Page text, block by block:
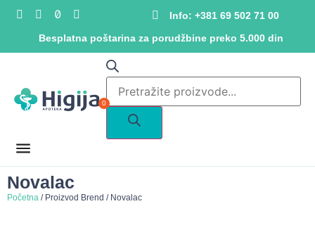
Besplatna poštarina za porudžbine preko 5.000 din
Info: +381 69 502 71 00
0
Novalac
Početna / Proizvod Brend / Novalac